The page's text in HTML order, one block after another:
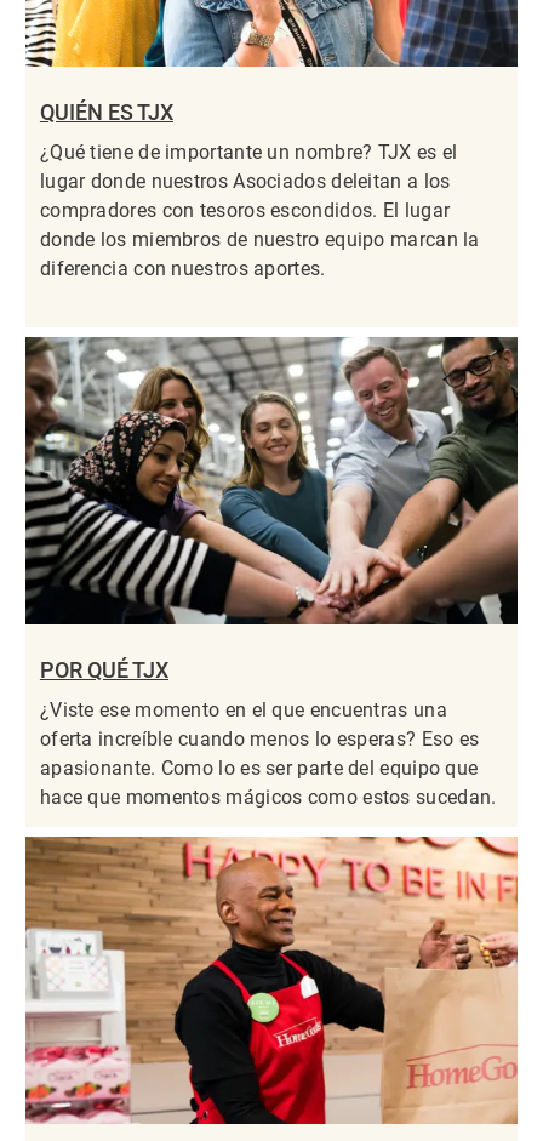
QUIÉN ES TJX
¿Qué tiene de importante un nombre? TJX es el
lugar donde nuestros Asociados deleitan a los
compradores con tesoros escondidos. El lugar
donde los miembros de nuestro equipo marcan la
diferencia con nuestros aportes.
POR QUÉ TJX
¿Viste ese momento en el que encuentras una
oferta increíble cuando menos lo esperas? Eso es
apasionante. Como lo es ser parte del equipo que
hace que momentos mágicos como estos sucedan.